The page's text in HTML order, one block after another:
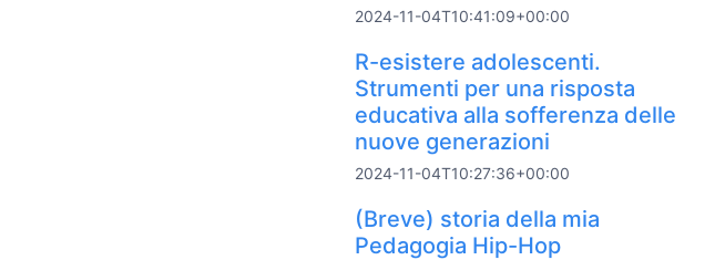
2024-11-04T10:41:09+00:00
R-esistere adolescenti.
Strumenti per una risposta
educativa alla sofferenza delle
nuove generazioni
2024-11-04T10:27:36+00:00
(Breve) storia della mia
Pedagogia Hip-Hop